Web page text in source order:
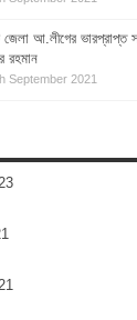
জেলা আ.লীগের ভারপ্রাপ্ত
রহমান
September 2021